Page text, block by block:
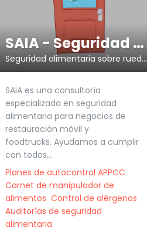
SAIA - Seguridad Alimentaria
Seguridad alimentaria sobre ruedas.
SAIA es una consultoría
especializada en seguridad
alimentaria para negocios de
restauración móvil y
foodtrucks. Ayudamos a cumplir
con todos...
Planes de autocontrol APPCC
Carnet de manipulador de
alimentos Control de alérgenos
Auditorías de seguridad
alimentaria